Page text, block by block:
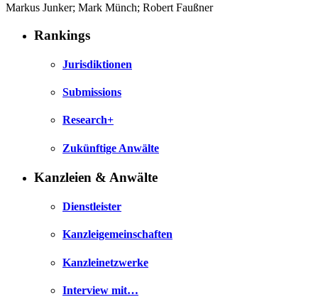
Markus Junker; Mark Münch; Robert Faußner
Rankings
Jurisdiktionen
Submissions
Research+
Zukünftige Anwälte
Kanzleien & Anwälte
Dienstleister
Kanzleigemeinschaften
Kanzleinetzwerke
Interview mit…